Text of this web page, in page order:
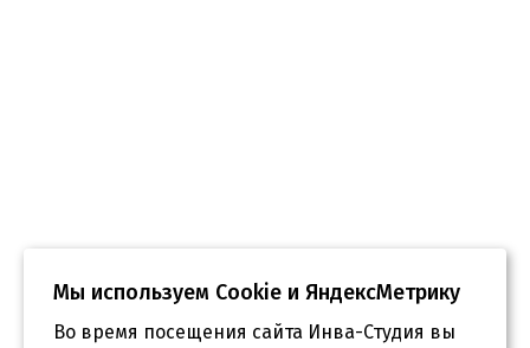
Мы используем Сookie и ЯндексМетрику
Во время посещения сайта Инва-Студия вы